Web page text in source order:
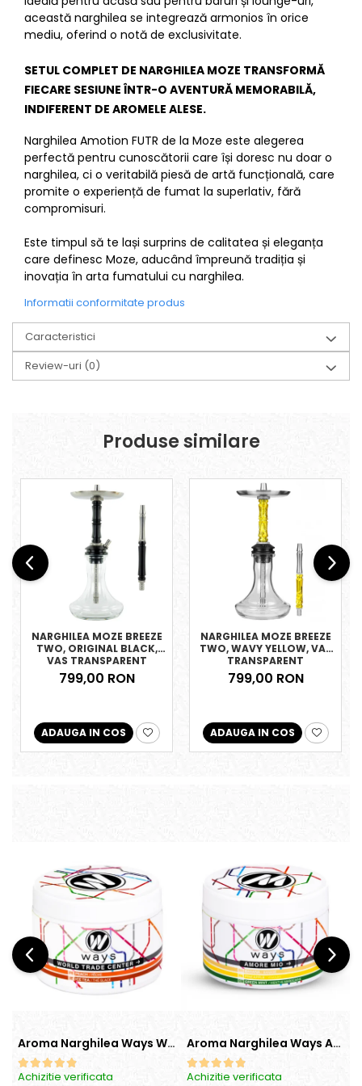
această narghilea se integrează armonios în orice
mediu, oferind o notă de exclusivitate.
SETUL COMPLET DE NARGHILEA MOZE TRANSFORMĂ
FIECARE SESIUNE ÎNTR-O AVENTURĂ MEMORABILĂ,
INDIFERENT DE AROMELE ALESE.
Narghilea Amotion FUTR de la Moze este alegerea
perfectă pentru cunoscătorii care își doresc nu doar o
narghilea, ci o veritabilă piesă de artă funcțională, care
promite o experiență de fumat la superlativ, fără
compromisuri.
Este timpul să te lași surprins de calitatea și eleganța
care definesc Moze, aducând împreună tradiția și
inovația în arta fumatului cu narghilea.
Informatii conformitate produs
Caracteristici
Review-uri (0)
Produse similare
NARGHILEA MOZE BREEZE
TWO, ORIGINAL BLACK,
VAS TRANSPARENT
799,00 RON
ADAUGA IN COS
NARGHILEA MOZE BREEZE
TWO, WAVY YELLOW, VAS
TRANSPARENT
799,00 RON
ADAUGA IN COS
Aroma Narghilea Ways World Trade Center - Piersica cu Ice Tea, 200gr
Achizitie verificata
Aroma Narghilea Ways Amore - Banana, Ananas si Menta, 200gr
Achizitie verificata